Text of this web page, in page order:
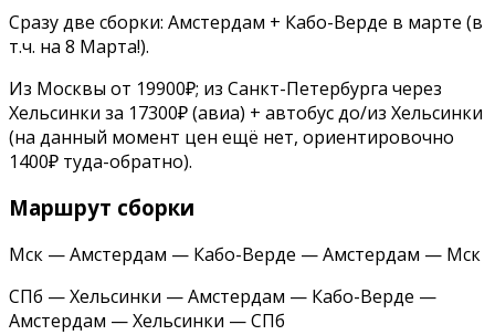
Сразу две сборки: Амстердам + Кабо-Верде в марте (в
т.ч. на 8 Марта!).
Из Москвы от 19900₽; из Санкт-Петербурга через
Хельсинки за 17300₽ (авиа) + автобус до/из Хельсинки
(на данный момент цен ещё нет, ориентировочно
1400₽ туда-обратно).
Маршрут сборки
Мск — Амстердам — Кабо-Верде — Амстердам — Мск
СПб — Хельсинки — Амстердам — Кабо-Верде —
Амстердам — Хельсинки — СПб